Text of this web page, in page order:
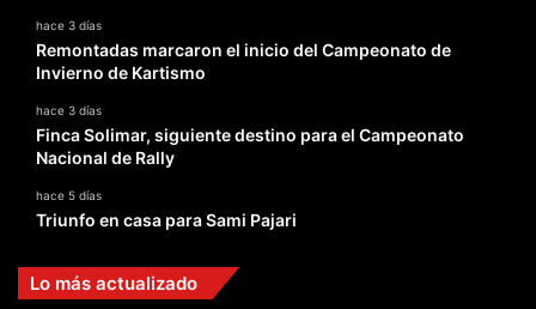
hace 3 días
Remontadas marcaron el inicio del Campeonato de
Invierno de Kartismo
hace 3 días
Finca Solimar, siguiente destino para el Campeonato
Nacional de Rally
hace 5 días
Triunfo en casa para Sami Pajari
Lo más actualizado